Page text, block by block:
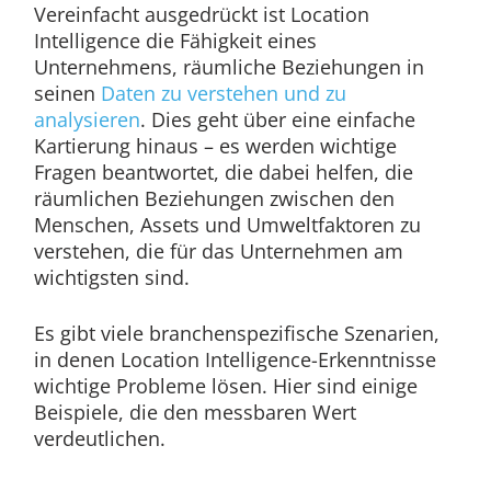
Vereinfacht ausgedrückt ist Location
Intelligence die Fähigkeit eines
Unternehmens, räumliche Beziehungen in
seinen Daten zu verstehen und zu
analysieren. Dies geht über eine einfache
Kartierung hinaus – es werden wichtige
Fragen beantwortet, die dabei helfen, die
räumlichen Beziehungen zwischen den
Menschen, Assets und Umweltfaktoren zu
verstehen, die für das Unternehmen am
wichtigsten sind.
Es gibt viele branchenspezifische Szenarien,
in denen Location Intelligence-Erkenntnisse
wichtige Probleme lösen. Hier sind einige
Beispiele, die den messbaren Wert
verdeutlichen.